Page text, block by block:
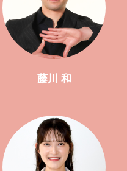
藤川 和